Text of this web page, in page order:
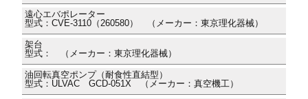
遠心エバポレーター
型式：CVE-3110（260580） （メーカー：東京理化器械）
架台
型式： （メーカー：東京理化器械）
油回転真空ポンプ（耐食性直結型）
型式：ULVAC GCD-051X （メーカー：真空機工）